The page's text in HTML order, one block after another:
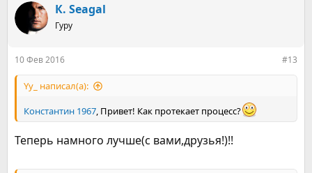
к
ц
и
К. Seagal
Гуру
10 Фев 2016 #13
Yy_ написал(а):
Константин 1967, Привет! Как протекает процесс?
Теперь намного лучше(с вами,друзья!)!!